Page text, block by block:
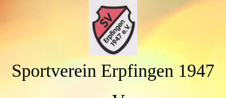
Sportverein Erpfingen 1947